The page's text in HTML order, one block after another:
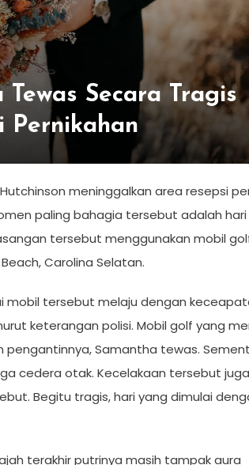
Secara Tragis
Pernikahan
meninggalkan area resepsi
paling bahagia tersebut adalah
tersebut menggunakan mobil
Carolina Selatan.
mobil tersebut melaju dengan
keterangan polisi. Mobil golf yang
Samantha tewas.
cedera otak. Kecelakaan tersebut
Begitu tragis, hari yang dimulai
terakhir putrinya masih tampak aura